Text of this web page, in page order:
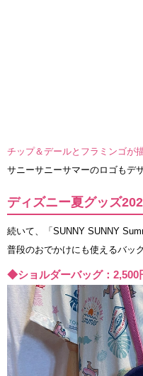
チップ＆デールとフラミンゴが
サニーサニーサマーのロゴもデ
ディズニー夏グッズ
続いて、「SUNNY SUNNY
普段のおでかけにも使えるバッ
◆ショルダーバッグ：2,500